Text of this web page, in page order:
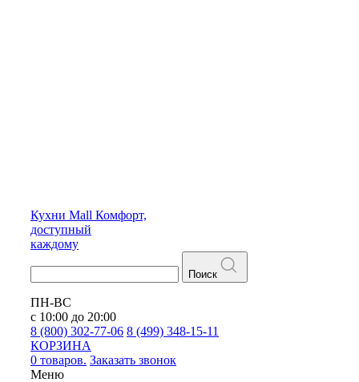
Кухни Mall Комфорт,
доступный
каждому
Поиск
ПН-ВС
с 10:00 до 20:00
8 (800) 302-77-06 8 (499) 348-15-11
КОРЗИНА
0 товаров. Заказать звонок
Меню